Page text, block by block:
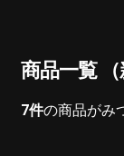
商品一覧 （
7件の商品がみ